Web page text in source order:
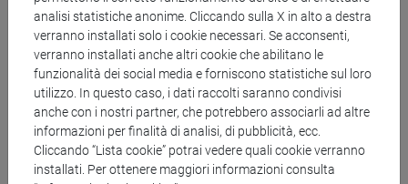
Internato di tesi:periodo di preparazione della tesi.
Relatore:docente del corso di studio, scelto in
autonomia dallo studente, che ha la funzione di seguire
lo studente lungo il periodo di svolgimento della tesi;
approva il contenuto dell’elaborato ed esprime una
valutazione sulla capacità dello studente di svolgere il
lavoro di tesi assegnato.
analisi statistiche anonime. Cliccando sulla X in alto a destra
verranno installati solo i cookie necessari. Se acconsenti,
verranno installati anche altri cookie che abilitano le
funzionalità dei social media e forniscono statistiche sul loro
utilizzo. In questo caso, i dati raccolti saranno condivisi
anche con i nostri partner, che potrebbero associarli ad altre
informazioni per finalità di analisi, di pubblicità, ecc.
Cliccando “Lista cookie” potrai vedere quali cookie verranno
installati. Per ottenere maggiori informazioni consulta